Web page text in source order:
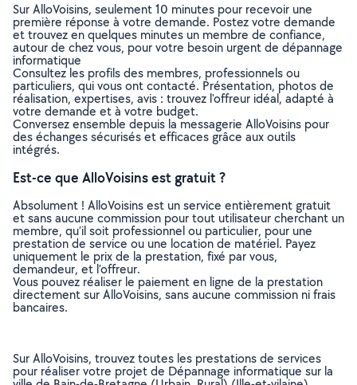
Sur AlloVoisins, seulement 10 minutes pour recevoir une
première réponse à votre demande. Postez votre demande
et trouvez en quelques minutes un membre de confiance,
autour de chez vous, pour votre besoin urgent de dépannage
informatique
Consultez les profils des membres, professionnels ou
particuliers, qui vous ont contacté. Présentation, photos de
réalisation, expertises, avis : trouvez l'offreur idéal, adapté à
votre demande et à votre budget.
Conversez ensemble depuis la messagerie AlloVoisins pour
des échanges sécurisés et efficaces grâce aux outils
intégrés.
Est-ce que AlloVoisins est gratuit ?
Absolument ! AlloVoisins est un service entièrement gratuit
et sans aucune commission pour tout utilisateur cherchant un
membre, qu’il soit professionnel ou particulier, pour une
prestation de service ou une location de matériel. Payez
uniquement le prix de la prestation, fixé par vous,
demandeur, et l’offreur.
Vous pouvez réaliser le paiement en ligne de la prestation
directement sur AlloVoisins, sans aucune commission ni frais
bancaires.
Sur AlloVoisins, trouvez toutes les prestations de services
pour réaliser votre projet de Dépannage informatique sur la